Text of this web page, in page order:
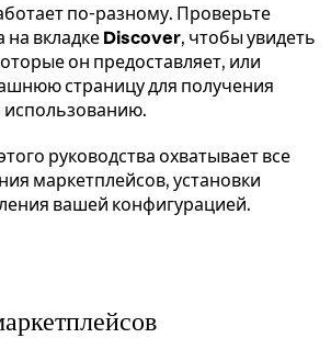
по-разному. Проверьте
на вкладкеDiscover, чтобы увидеть
он предоставляет, или
страницу для получения
руководства охватывает все
маркетплейсов, установки
вашей конфигурацией.